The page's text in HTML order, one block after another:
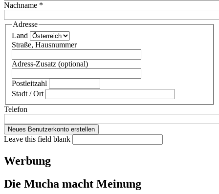
Nachname *
Adresse
Land
Straße, Hausnummer
Adress-Zusatz (optional)
Postleitzahl
Stadt / Ort
Telefon
Leave this field blank
Werbung
Die Mucha macht Meinung